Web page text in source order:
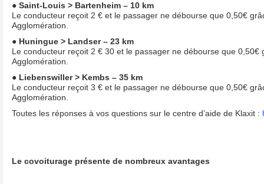
● Saint-Louis > Bartenheim – 10 km
Le conducteur reçoit 2 € et le passager ne débourse que 0,50€
Agglomération.
● Huningue > Landser – 23 km
Le conducteur reçoit 2 € 30 et le passager ne débourse que 0,50€
Agglomération.
● Liebenswiller > Kembs – 35 km
Le conducteur reçoit 3 € et le passager ne débourse que 0,50€
Agglomération.
Toutes les réponses à vos questions sur le centre d’aide de Klaxit :
Le covoiturage présente de nombreux avantages